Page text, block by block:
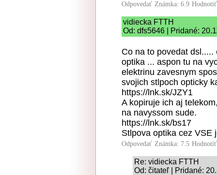
Odpovedať Známka: 6.9
vidiecka FTTH
Od: dfs5646 | Pridané:
Co na to povedat
optika ... aspon tu na
elektrinu zavesnym
svojich stlpoch opticky
https://lnk.sk/JZY1
A kopiruje ich aj
na navyssom sude.
https://lnk.sk/bs17
Stlpova optika cez VSE
Odpovedať Známka: 7.5
Re: vidiecka FTTH
Od: čitateľ | Pridané: